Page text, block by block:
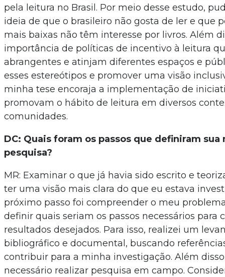
pela leitura no Brasil. Por meio desse estudo,
ideia de que o brasileiro não gosta de ler e que
mais baixas não têm interesse por livros. Além
importância de políticas de incentivo à leitura
abrangentes e atinjam diferentes espaços e
esses estereótipos e promover uma visão
minha tese encoraja a implementação de
promovam o hábito de leitura em diversos
comunidades.
DC: Quais foram os passos que definiram
pesquisa?
MR: Examinar o que já havia sido escrito e
ter uma visão mais clara do que eu estava
próximo passo foi compreender o meu
definir quais seriam os passos necessários para
resultados desejados. Para isso, realizei um
bibliográfico e documental, buscando
contribuir para a minha investigação. Além
necessário realizar pesquisa em campo.